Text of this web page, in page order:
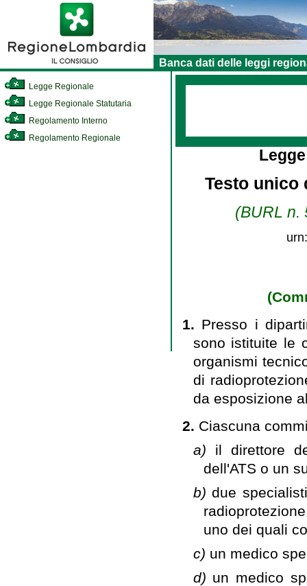
Banca dati delle leggi
Legge Regionale
Legge Regionale Statutaria
Regolamento Interno
Regolamento Regionale
Testo unico
(BURL n.
1. Presso i
sono istituite le
organismi
di
da esposizione
2. Ciascuna
a) il direttore
dell'ATS o un
b)due
uno dei quali
c) un medico
d) un medico